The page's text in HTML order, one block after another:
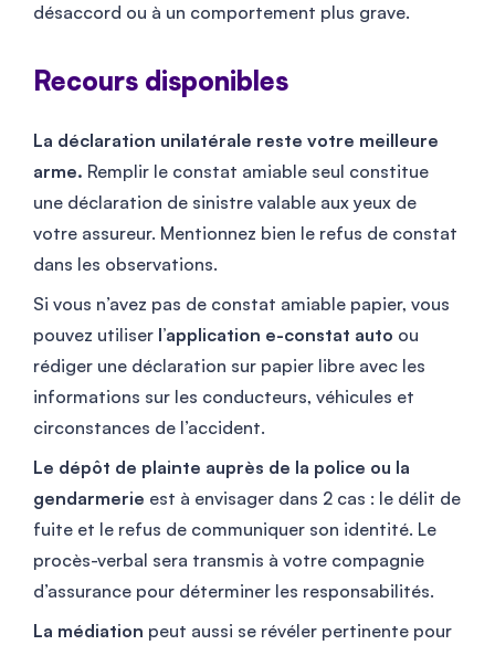
désaccord ou à un comportement plus grave.
Recours disponibles
La déclaration unilatérale reste votre meilleure
arme. Remplir le constat amiable seul constitue
une déclaration de sinistre valable aux yeux de
votre assureur. Mentionnez bien le refus de constat
dans les observations.
Si vous n’avez pas de constat amiable papier, vous
pouvez utiliser l’application e-constat auto ou
rédiger une déclaration sur papier libre avec les
informations sur les conducteurs, véhicules et
circonstances de l’accident.
Le dépôt de plainte auprès de la police ou la
gendarmerie est à envisager dans 2 cas : le délit de
fuite et le refus de communiquer son identité. Le
procès-verbal sera transmis à votre compagnie
d’assurance pour déterminer les responsabilités.
La médiation peut aussi se révéler pertinente pour